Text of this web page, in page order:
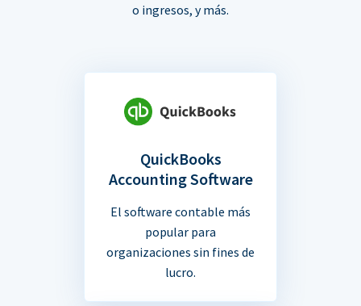
o ingresos, y más.
QuickBooks
Accounting Software
El software contable más
popular para
organizaciones sin fines de
lucro.